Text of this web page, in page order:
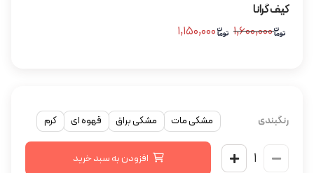
کیف گرانا
۱,۶۰۰,۰۰۰
رنگبندی مشکی مات مشکی براق قهوه ای کرم
افزودن به سبد خرید